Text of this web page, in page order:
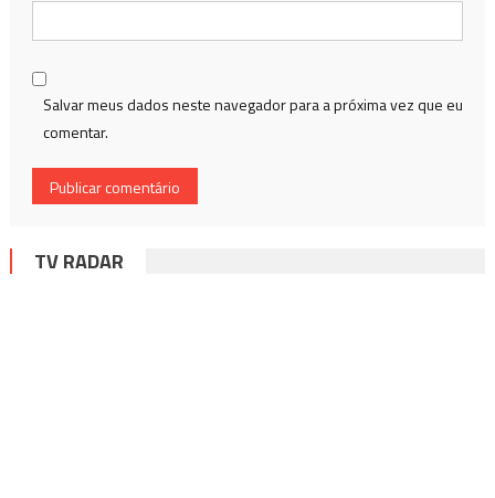
Salvar meus dados neste navegador para a próxima vez que eu
comentar.
TV RADAR